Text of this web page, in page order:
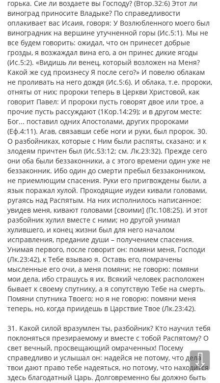
горька. Сие ли воздаете вы Господу? (Втор.32:6) Этот ли
виноград приносите Владыке? По справедливости
оплакивает вас Исаия, говоря: У Возлюбленного моего был
виноградник на вершине утучненной горы (Ис.5:1). Мы не
все будем говорить: ожидал, что он принесет добрые
грозды, я возжаждал вина его, а он принес дикие ягоды
(Ис.5:2). «Видишь ли венец, который возложен на Меня?
Какой же суд произнесу Я после сего?» И повелю облакам
не проливать на него дождя (Ис.5:6). И облака, т.е. пророки,
отняты от них; пророки теперь в Церкви Христовой, как
говорит Павел: И пророки пусть говорят двое или трое, а
прочие пусть рассуждают (1Кор.14:29); и в другом месте:
Бог... поставил одних Апостолами, других пророками
(Еф.4:11). Агав, связавши себе ноги и руки, был пророк. 30.
О разбойниках, которые с Ним были распяты, сказано: и к
злодеям причтен был (Ис.53:12; см. Лк.23:32). Прежде сего
они оба были беззаконники, а с этого времени один уже не
беззаконник. Ибо один до смерти пребыл беззаконником,
не приемлющим спасения. Руки его пригвождены были, а
язык поражал хулой. Проходящие иудеи кивали головами,
ругаясь над Распятым. На них исполнилось написанное:
увидев меня, кивают головами [своими] (Пс.108:25). И этот
разбойник хулил вместе с ними; но другой унимал
хулившего, и конец жизни был для него началом
исправления, предание души – получением спасения.
Унимая первого, после говорит он: помяни меня, Господи
(Лк.23:42), к Тебе взываю я. Оставь его, помрачены
мысленные его очи, а меня помяни; не говорю: помяни
мои дела, ибо страшусь я их. Всякий человек расположен
бывает к своему спутнику, а я сопутствую Тебе на смерть.
Помяни спутника Твоего; но я не говорю: помяни меня
теперь, но, когда приидешь в Царствие Твое (Лк.23:42).
31. Какой силой вразумлен ты, разбойник? Кто научил тебя
поклоняться презираемому и вместе с тобой Распятому? О
свет вечный, просвещающий омраченных! Посему
справедливо и услышал он: надейся не потому, что дела
твои дают право тебе надеяться, но потому, что находится
здесь благодатный Царь. Долговременно бы должно быть
⇩